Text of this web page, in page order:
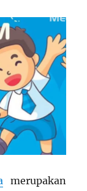
merupakan